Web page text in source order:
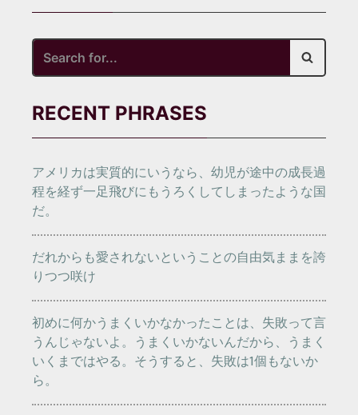
Search
RECENT PHRASES
アメリカは実質的にいうなら、幼児が途中の成長過
程を経ず一足飛びにもうろくしてしまったような国
だ。
だれからも愛されないということの自由気ままを誇
りつつ咲け
初めに何かうまくいかなかったことは、失敗って言
うんじゃないよ。うまくいかないんだから、うまく
いくまではやる。そうすると、失敗は1個もないか
ら。